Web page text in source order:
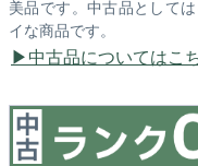
美品です。中古品として
イな商品です。
中古品についてはこ